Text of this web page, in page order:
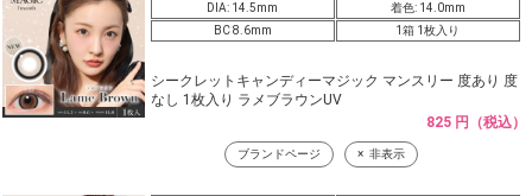
DIA: 14.5mm
着色: 14.0mm
BC 8.6mm
1箱 1枚入り
シークレットキャンディーマジック マンスリー 度あり 度
なし 1枚入り ラメブラウンUV
825 円（税込）
ブランドページ 非表示